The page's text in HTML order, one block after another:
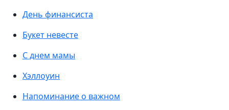
День финансиста
Букет невесте
С днем мамы
Хэллоуин
Напоминание о важном